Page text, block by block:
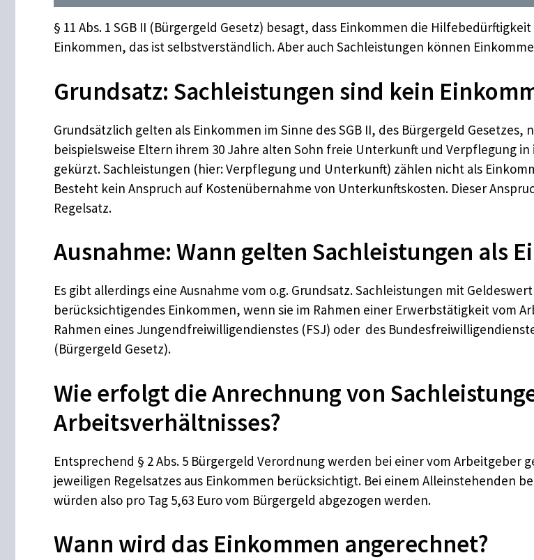
§ 11 Abs. 1 SGB II (Bürgergeld Gesetz) besagt, dass Einkommen die
Einkommen, das ist selbstverständlich. Aber auch Sachleistungen können
Grundsatz: Sachleistungen sind kein
Grundsätzlich gelten als Einkommen im Sinne des SGB II, des Bürgergeld
beispielsweise Eltern ihrem 30 Jahre alten Sohn freie Unterkunft und Verpflegung
gekürzt. Sachleistungen (hier: Verpflegung und Unterkunft) zählen nicht als
Besteht kein Anspruch auf Kostenübernahme von Unterkunftskosten. Dieser
Regelsatz.
Ausnahme: Wann gelten Sachleistungen als
Es gibt allerdings eine Ausnahme vom o.g. Grundsatz. Sachleistungen mit
berücksichtigendes Einkommen, wenn sie im Rahmen einer Erwerbstätigkeit vom
Rahmen eines Jungendfreiwilligendienstes (FSJ) oder des
(Bürgergeld Gesetz).
Wie erfolgt die Anrechnung von
Arbeitsverhältnisses?
Entsprechend § 2 Abs. 5 Bürgergeld Verordnung werden bei einer vom
jeweiligen Regelsatzes aus Einkommen berücksichtigt. Bei einem Alleinstehenden
würden also pro Tag 5,63 Euro vom Bürgergeld abgezogen werden.
Wann wird das Einkommen angerechnet?